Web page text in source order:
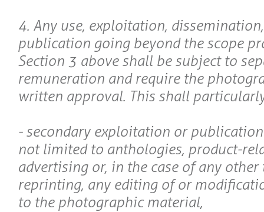
4. Any use, exploitation,
publication going beyond the scope
Section 3 above shall be subject to
remuneration and require the
written approval. This shall
- secondary exploitation or
not limited to anthologies, product-
advertising or, in the case of any other
reprinting, any editing of or
to the photographic material,